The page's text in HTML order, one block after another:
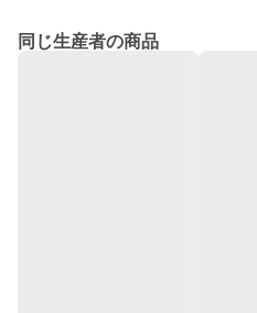
同じ生産者の商品